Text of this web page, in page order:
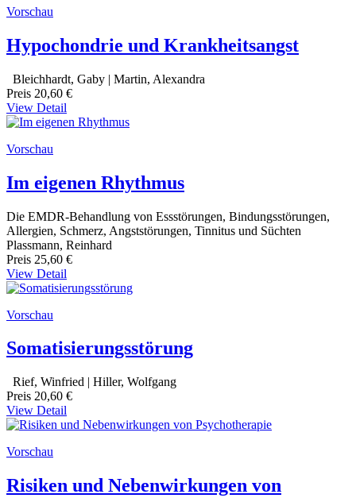
Vorschau
Hypochondrie und Krankheitsangst
Bleichhardt, Gaby | Martin, Alexandra
Preis 20,60 €
View Detail
Vorschau
Im eigenen Rhythmus
Die EMDR-Behandlung von Essstörungen, Bindungsstörungen,
Allergien, Schmerz, Angststörungen, Tinnitus und Süchten
Plassmann, Reinhard
Preis 25,60 €
View Detail
Vorschau
Somatisierungsstörung
Rief, Winfried | Hiller, Wolfgang
Preis 20,60 €
View Detail
Vorschau
Risiken und Nebenwirkungen von